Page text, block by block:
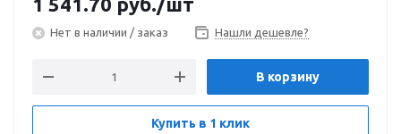
Нет в наличии / заказ Нашли дешевле?
В корзину
Купить в 1 клик